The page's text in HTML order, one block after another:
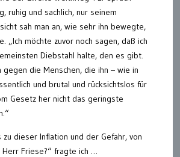
ruhig und sachlich, nur seinem
sah man an, wie sehr ihn bewegte,
„Ich möchte zuvor noch sagen, daß ich
Diebstahl halte, den es gibt.
gegen die Menschen, die ihn – wie in
und brutal und rücksichtslos für
Gesetz her nicht das geringste
dieser Inflation und der Gefahr, von
Herr Friese?“ fragte ich …